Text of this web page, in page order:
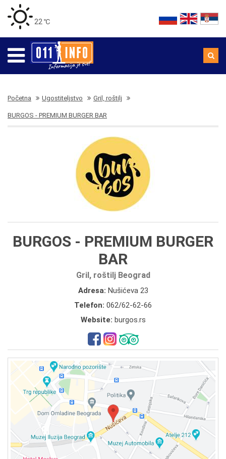
22 ℃
Početna Ugostiteljstvo Gril, roštilj
BURGOS - PREMIUM BURGER BAR
BURGOS - PREMIUM BURGER
BAR
Gril, roštilj Beograd
Adresa: Nušićeva 23
Telefon: 062/62-62-66
Website: burgos.rs